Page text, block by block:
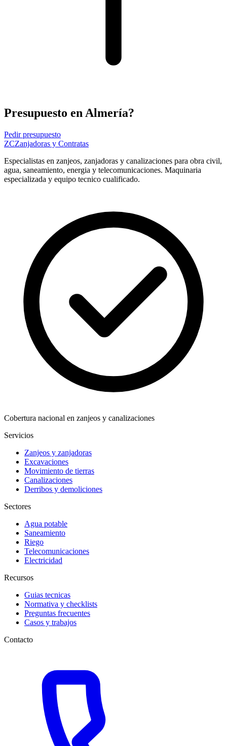
Presupuesto en Almería?
Pedir presupuesto
ZCZanjadoras y Contratas
Especialistas en zanjeos, zanjadoras y canalizaciones para obra civil,
agua, saneamiento, energia y telecomunicaciones. Maquinaria
especializada y equipo tecnico cualificado.
Cobertura nacional en zanjeos y canalizaciones
Servicios
Zanjeos y zanjadoras
Excavaciones
Movimiento de tierras
Canalizaciones
Derribos y demoliciones
Sectores
Agua potable
Saneamiento
Riego
Telecomunicaciones
Electricidad
Recursos
Guias tecnicas
Normativa y checklists
Preguntas frecuentes
Casos y trabajos
Contacto